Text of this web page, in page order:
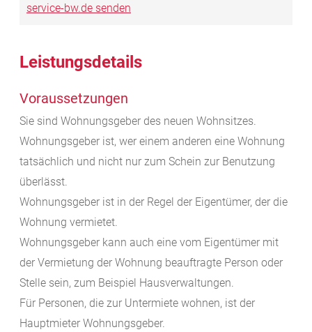
service-bw.de senden
Leistungsdetails
Voraussetzungen
Sie sind Wohnungsgeber des neuen Wohnsitzes.
Wohnungsgeber ist, wer einem anderen eine Wohnung
tatsächlich und nicht nur zum Schein zur Benutzung
überlässt.
Wohnungsgeber ist in der Regel der Eigentümer, der die
Wohnung vermietet.
Wohnungsgeber kann auch eine vom Eigentümer mit
der Vermietung der Wohnung beauftragte Person oder
Stelle sein, zum Beispiel Hausverwaltungen.
Für Personen, die zur Untermiete wohnen, ist der
Hauptmieter Wohnungsgeber.